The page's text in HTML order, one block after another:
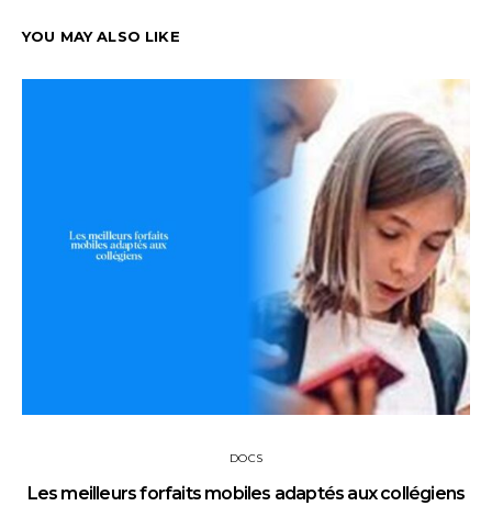
YOU MAY ALSO LIKE
DOCS
Les meilleurs forfaits mobiles adaptés aux collégiens